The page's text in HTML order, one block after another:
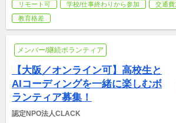
リモート可 学校/仕事終わりから参加 交通費
教育格差
メンバー/継続ボランティア
【大阪／オンライン可】高校生と
AIコーディングを一緒に楽しむボ
ランティア募集！
認定NPO法人CLACK